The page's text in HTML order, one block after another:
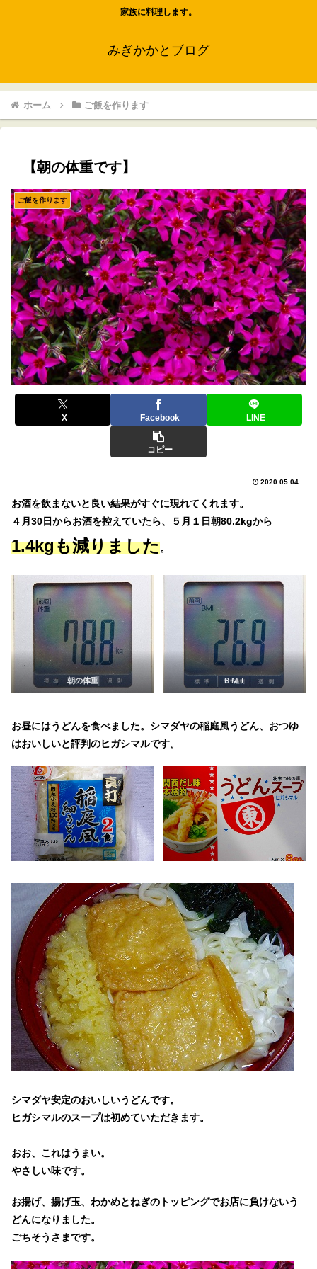
家族に料理します。
みぎかかとブログ
ホーム ご飯を作ります
【朝の体重です】
ご飯を作ります
X Facebook LINE
コピー
2020.05.04
お酒を飲まないと良い結果がすぐに現れてくれます。
４月30日からお酒を控えていたら、５月１日朝80.2kgから
1.4kgも減りました。
朝の体重 ＢＭＩ
お昼にはうどんを食べました。シマダヤの稲庭風うどん、おつゆ
はおいしいと評判のヒガシマルです。
シマダヤ安定のおいしいうどんです。
ヒガシマルのスープは初めていただきます。
おお、これはうまい。
やさしい味です。
お揚げ、揚げ玉、わかめとねぎのトッピングでお店に負けないう
どんになりました。
ごちそうさまです。